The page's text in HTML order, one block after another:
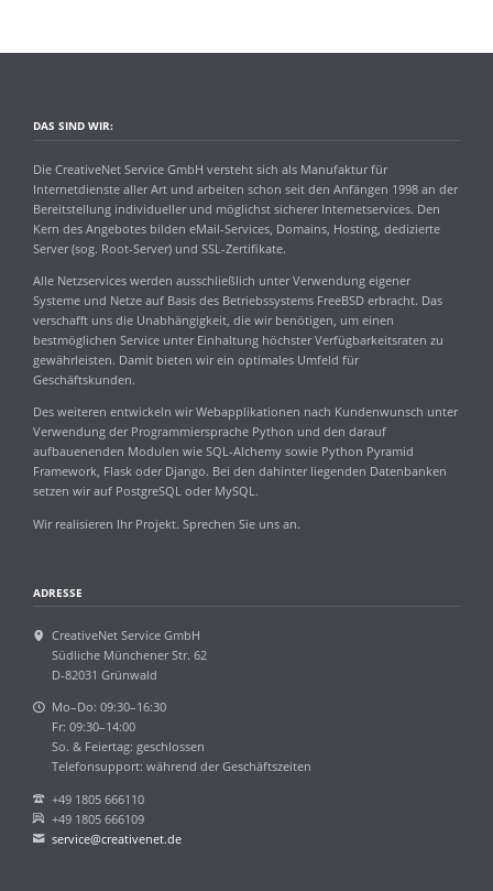
DAS SIND WIR:
Die CreativeNet Service GmbH versteht sich als Manufaktur für
Internetdienste aller Art und arbeiten schon seit den Anfängen 1998 an der
Bereitstellung individueller und möglichst sicherer Internetservices. Den
Kern des Angebotes bilden eMail-Services, Domains, Hosting, dedizierte
Server (sog. Root-Server) und SSL-Zertifikate.
Alle Netzservices werden ausschließlich unter Verwendung eigener
Systeme und Netze auf Basis des Betriebssystems FreeBSD erbracht. Das
verschafft uns die Unabhängigkeit, die wir benötigen, um einen
bestmöglichen Service unter Einhaltung höchster Verfügbarkeitsraten zu
gewährleisten. Damit bieten wir ein optimales Umfeld für
Geschäftskunden.
Des weiteren entwickeln wir Webapplikationen nach Kundenwunsch unter
Verwendung der Programmiersprache Python und den darauf
aufbauenenden Modulen wie SQL-Alchemy sowie Python Pyramid
Framework, Flask oder Django. Bei den dahinter liegenden Datenbanken
setzen wir auf PostgreSQL oder MySQL.
Wir realisieren Ihr Projekt. Sprechen Sie uns an.
ADRESSE
CreativeNet Service GmbH
Südliche Münchener Str. 62
D-82031 Grünwald
Mo–Do: 09:30–16:30
Fr: 09:30–14:00
So. & Feiertag: geschlossen
Telefonsupport: während der Geschäftszeiten
+49 1805 666110
+49 1805 666109
service@creativenet.de